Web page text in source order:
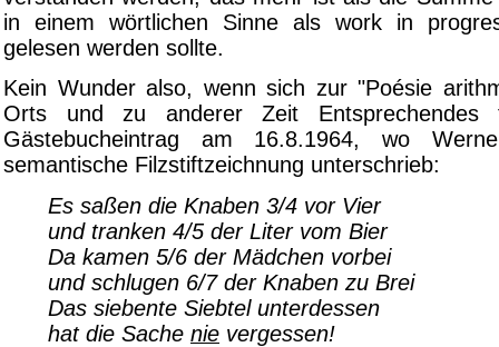
in einem wörtlichen Sinne als work in
gelesen werden sollte.
Kein Wunder also, wenn sich zur "Poésie
Orts und zu anderer Zeit
Gästebucheintrag am 16.8.1964, wo
semantische Filzstiftzeichnung unterschrieb:
Es saßen die Knaben 3/4 vor Vier
und tranken 4/5 der Liter vom Bier
Da kamen 5/6 der Mädchen vorbei
und schlugen 6/7 der Knaben zu Brei
Das siebente Siebtel unterdessen
hat die Sache nie vergessen!